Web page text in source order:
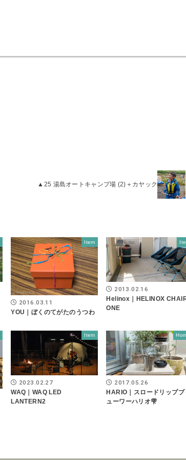
▲25 湯島オートキャンプ場 (2)＋カヤック
Item
2016.03.11
YOU｜ぼくのてがたのうつわ
2013.02.16
Helinox｜HELINOX
ONE
Item
2023.02.27
WAQ｜WAQ LED
LANTERN2
2017.05.26
HARIO｜スロードリップブ
ューワーハリオ雫